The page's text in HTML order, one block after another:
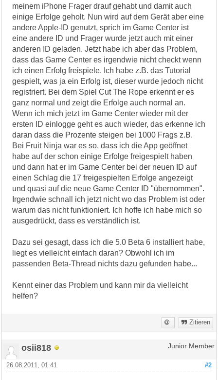
meinem iPhone Frager drauf gehabt und damit auch
einige Erfolge geholt. Nun wird auf dem Gerät aber eine
andere Apple-ID genutzt, sprich im Game Center ist
eine andere ID und Frager wurde jetzt auch mit einer
anderen ID geladen. Jetzt habe ich aber das Problem,
dass das Game Center es irgendwie nicht checkt wenn
ich einen Erfolg freispiele. Ich habe z.B. das Tutorial
gespielt, was ja ein Erfolg ist, dieser wurde jedoch nicht
registriert. Bei dem Spiel Cut The Rope erkennt er es
ganz normal und zeigt die Erfolge auch normal an.
Wenn ich mich jetzt im Game Center wieder mit der
ersten ID einlogge geht es auch wieder, das erkenne ich
daran dass die Prozente steigen bei 1000 Frags z.B.
Bei Fruit Ninja war es so, dass ich die App geöffnet
habe auf der schon einige Erfolge freigespielt haben
und dann hat er im Game Center bei der neuen ID auf
einen Schlag die 17 freigespielten Erfolge angezeigt
und quasi auf die neue Game Center ID "übernommen".
Irgendwie schnall ich jetzt nicht wo das Problem ist oder
warum das nicht funktioniert. Ich hoffe ich habe mich so
ausgedrückt, dass es verständlich ist.
Dazu sei gesagt, dass ich die 5.0 Beta 6 installiert habe,
liegt es vielleicht einfach daran? Obwohl ich im
passenden Beta-Thread nichts dazu gefunden habe...
Kennt einer das Problem und kann mir da vielleicht
helfen?
Zitieren
osii818 Junior Member
#2
26.08.2011, 01:41